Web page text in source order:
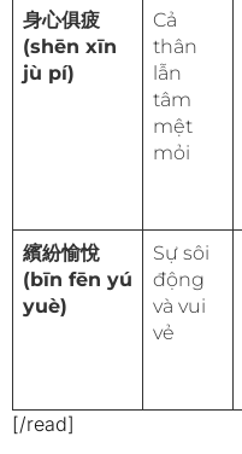
身心俱疲
(shēn xīn
jù pí)
Cả
thân
lẫn
tâm
mệt
mỏi
繽紛愉悅
(bīn fēn yú
yuè)
Sự sôi
động
và vui
vẻ
[/read]